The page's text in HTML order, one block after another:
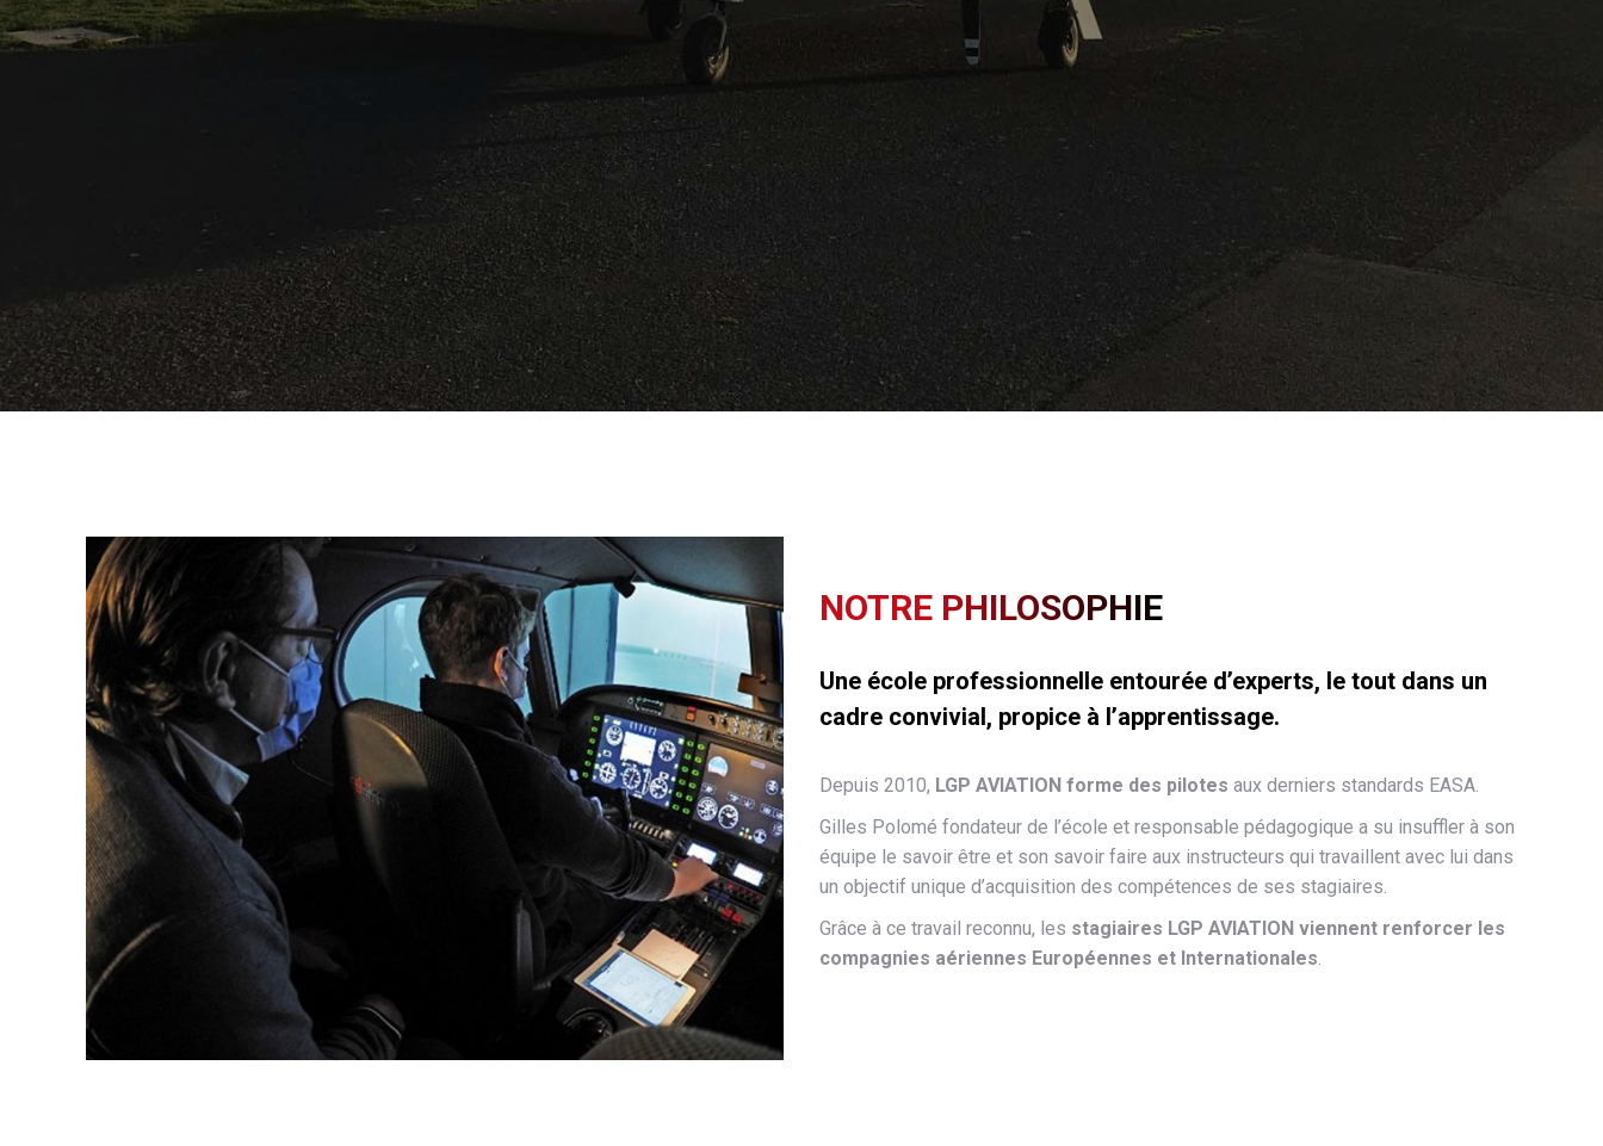
NOTRE PHILOSOPHIE
Une école professionnelle entourée d’experts, le tout dans un
cadre convivial, propice à l’apprentissage.
Depuis 2010, LGP AVIATION forme des pilotes aux derniers standards EASA.
Gilles Polomé fondateur de l’école et responsable pédagogique a su insuffler à son
équipe le savoir être et son savoir faire aux instructeurs qui travaillent avec lui dans
un objectif unique d’acquisition des compétences de ses stagiaires.
Grâce à ce travail reconnu, les stagiaires LGP AVIATION viennent renforcer les
compagnies aériennes Européennes et Internationales.